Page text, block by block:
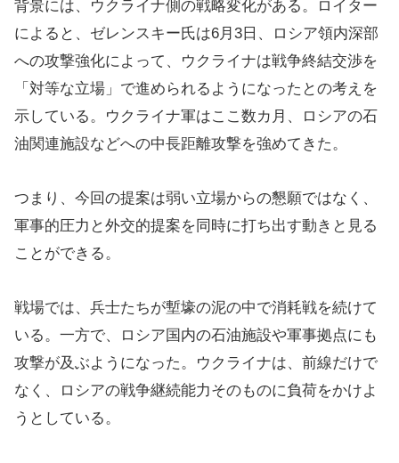
背景には、ウクライナ側の戦略変化がある。ロイター
によると、ゼレンスキー氏は6月3日、ロシア領内深部
への攻撃強化によって、ウクライナは戦争終結交渉を
「対等な立場」で進められるようになったとの考えを
示している。ウクライナ軍はここ数カ月、ロシアの石
油関連施設などへの中長距離攻撃を強めてきた。
つまり、今回の提案は弱い立場からの懇願ではなく、
軍事的圧力と外交的提案を同時に打ち出す動きと見る
ことができる。
戦場では、兵士たちが塹壕の泥の中で消耗戦を続けて
いる。一方で、ロシア国内の石油施設や軍事拠点にも
攻撃が及ぶようになった。ウクライナは、前線だけで
なく、ロシアの戦争継続能力そのものに負荷をかけよ
うとしている。